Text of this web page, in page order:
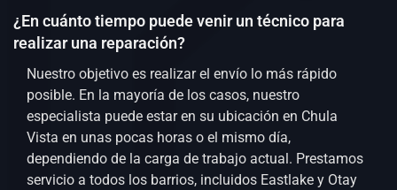
¿En cuánto tiempo puede venir un técnico para
realizar una reparación?
Nuestro objetivo es realizar el envío lo más rápido
posible. En la mayoría de los casos, nuestro
especialista puede estar en su ubicación en Chula
Vista en unas pocas horas o el mismo día,
dependiendo de la carga de trabajo actual. Prestamos
servicio a todos los barrios, incluidos Eastlake y Otay